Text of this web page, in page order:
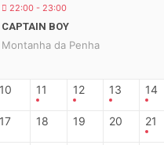
22:00 - 23:00
CAPTAIN BOY
Montanha da Penha
10 11 12 13 14
17 18 19 20 21